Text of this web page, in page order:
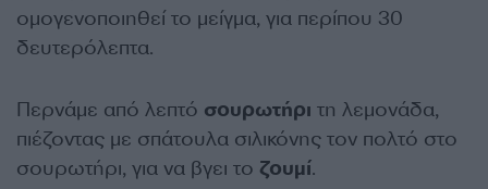
ομογενοποιηθεί το μείγμα, για περίπου 30
δευτερόλεπτα.
Περνάμε από λεπτό σουρωτήρι τη λεμονάδα,
πιέζοντας με σπάτουλα σιλικόνης τον πολτό στο
σουρωτήρι, για να βγει το ζουμί.